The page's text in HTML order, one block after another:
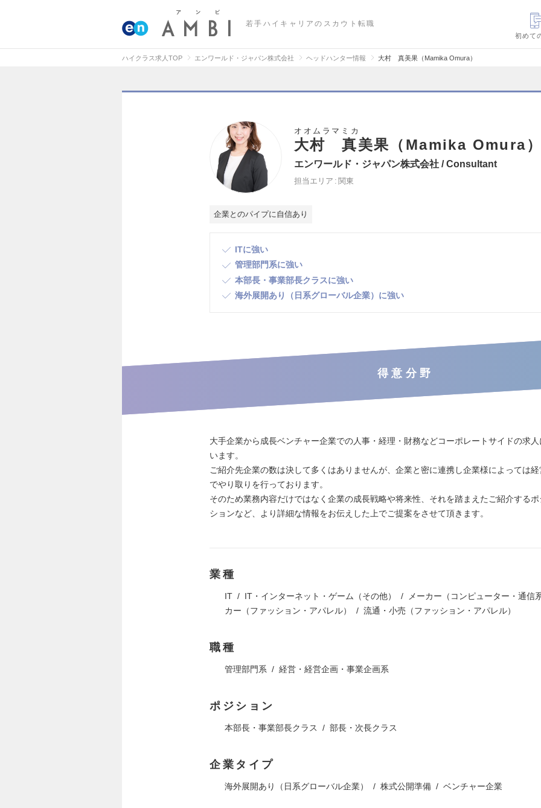
若手ハイキャリアのスカウト転職
初めて
ハイクラス求人TOP エンワールド・ジャパン株式会社 ヘッドハンター情報 大村 真美果（Mamika Omura）
オオムラマミカ
大村 真美果（Mamika Omura）
エンワールド・ジャパン株式会社 / Consultant
担当エリア 関東
企業とのパイプに自信あり
ITに強い
管理部門系に強い
本部長・事業部長クラスに強い
海外展開あり（日系グローバル企業）に強い
得意分野
大手企業から成長ベンチャー企業での人事・経理・財務などコーポレートサイドの求
います。
ご紹介先企業の数は決して多くはありませんが、企業と密に連携し企業様によっては
でやり取りを行っております。
そのため業務内容だけではなく企業の成長戦略や将来性、それを踏まえたご紹介する
ションなど、より詳細な情報をお伝えした上でご提案をさせて頂きます。
業種
IT IT・インターネット・ゲーム（その他） メーカー（コンピューター・通信系
カー（ファッション・アパレル）
流通・小売（ファッション・アパレル）
職種
管理部門系 経営・経営企画・事業企画系
ポジション
本部長・事業部長クラス 部長・次長クラス
企業タイプ
海外展開あり（日系グローバル企業） 株式公開準備 ベンチャー企業